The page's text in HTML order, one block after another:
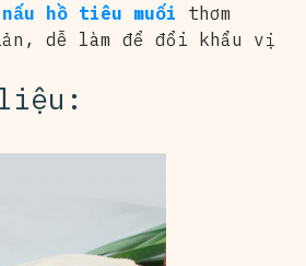
nấu hồ tiêu muối
thơm
dễ làm để đổi khẩu vị
liệu: